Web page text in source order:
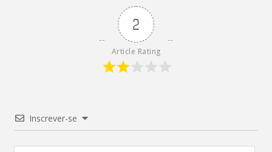
2
Article Rating
Inscrever-se